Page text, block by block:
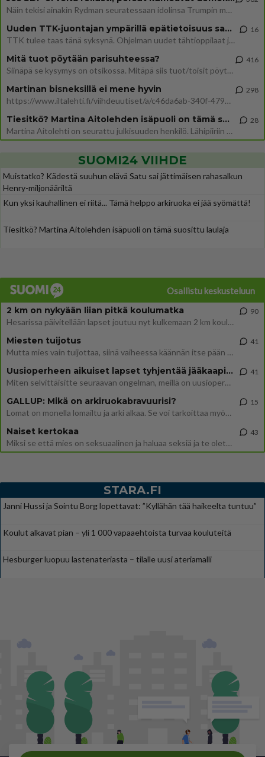
Näin tekisi ainakin Rydman seuratessaan idolinsa Trumpin mallia https://www.is.fi/politiikka/art-2000012187244.html
Uuden TTK-juontajan ympärillä epätietoisuus sakenee - Nyt MTV hämmentää soppaa
TTK tulee taas tänä syksynä. Ohjelman uudet tähtioppilaat julkistetaan torstaina 6. elokuuta klo 14 alkavassa lehdistö
16
Mitä tuot pöytään parisuhteessa?
Siinäpä se kysymys on otsikossa. Mitäpä siis tuot/toisit pöytään parisuhteessa? Oletko mies vai nainen? Koetko sen mitä
416
Martinan bisneksillä ei mene hyvin
https://www.iltalehti.fi/viihdeuutiset/a/c46da6ab-340f-4790-aaa7-0865eed2336 Yrityksen konkurssihakemus on tullut kärä
298
Tiesitkö? Martina Aitolehden isäpuoli on tämä suosittu laulaja
Martina Aitolehti on seurattu julkisuuden henkilö. Lähipiiriin mahtuu muitakin tunnettuja henkilöitä. Tiesitkö, että Ma
28
SUOMI24 VIIHDE
Muistatko? Kädestä suuhun elävä Satu sai jättimäisen rahasalkun
Henry-miljonääriltä
Kun yksi kauhallinen ei riitä... Tämä helppo arkiruoka ei jää syömättä!
Tiesitkö? Martina Aitolehden isäpuoli on tämä suosittu laulaja
Osallistu keskusteluun
2 km on nykyään liian pitkä koulumatka
Hesarissa päivitellään lapset joutuu nyt kulkemaan 2 km kouluun jösses. Ruostefillarilla tuo matka menee vaikka miten äk
90
Miesten tuijotus
Mutta mies vain tuijottaa, siinä vaiheessa käännän itse pään pois. Mikä juttu? Yleensä jos joku tuijottaa tai katsoo, hä
41
Uusioperheen aikuiset lapset tyhjentää jääkaapin käydessään
Miten selvittäisitte seuraavan ongelman, meillä on uusioperhe, minulla teini-ikäiset lapset ja puolisolla aikuiset, jotk
41
GALLUP: Mikä on arkiruokabravuurisi?
Lomat on monella lomailtu ja arki alkaa. Se voi tarkoittaa myös sitä, että grillailut on grillattu ja palataan arjen ruo
15
Naiset kertokaa
Miksi se että mies on seksuaalinen ja haluaa seksiä ja te olette hänen mielestänne haluttava on vastenmielistä? Mikä sii
43
STARA.FI
Janni Hussi ja Sointu Borg lopettavat: ”Kyllähän tää haikeelta tuntuu”
Koulut alkavat pian – yli 1 000 vapaaehtoista turvaa kouluteitä
Hesburger luopuu lastenateriasta – tilalle uusi ateriamalli